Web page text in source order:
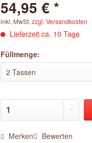
54,95 € *
inkl. MwSt.zzgl. Versandkosten
Lieferzeit ca. 10 Tage
Füllmenge:
Merken Bewerten